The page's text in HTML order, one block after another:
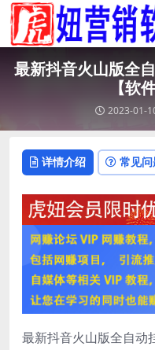
最新抖音火山版全
【软
2023-01-
详情介绍 常见问
最新抖音火山版全自动